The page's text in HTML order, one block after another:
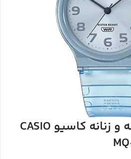
ساعت مچی مردانه و زنانه کاسیو CASIO